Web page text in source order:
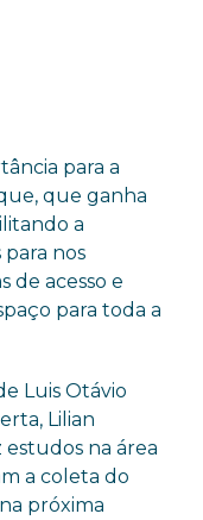
para a
que ganha
a
nos
de acesso e
para toda a
Luis Otávio
Lilian
na área
a coleta do
próxima